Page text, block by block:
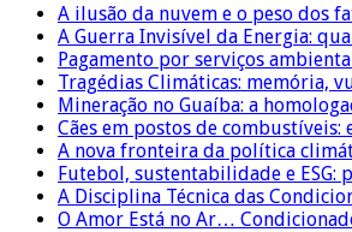
A ilusão da nuvem e o peso dos
A Guerra Invisível da Energia:
Pagamento por serviços
Tragédias Climáticas: memória,
Mineração no Guaíba: a
Cães em postos de
A nova fronteira da política
Futebol, sustentabilidade e
A Disciplina Técnica das
O Amor Está no Ar…